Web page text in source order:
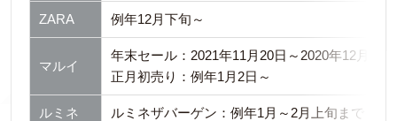
ZARA 例年12月下旬～
マルイ
年末セール：2021年11月20日～2020年12月31
正月初売り：例年1月2日～
ルミネ ルミネザバーゲン：例年1月～2月上旬まで